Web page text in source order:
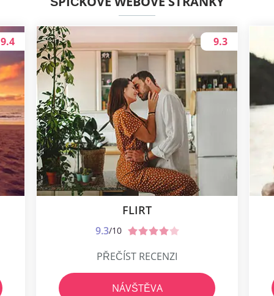
9.4
FLIRT
9.3/10
9.3
PŘEČÍST RECENZI
NÁVŠTĚVA